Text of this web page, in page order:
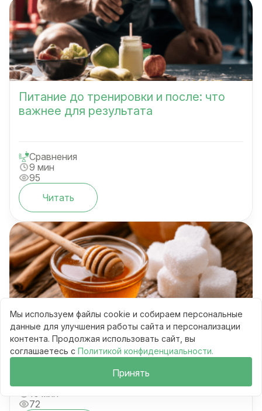
Питание до тренировки и после: что
важнее для результата
Сравнения
9 мин
95
Читать
Мёд vs сахар vs стевия: гликемический
индекс и реальный вред
72
Мы используем файлы cookie и собираем персональные
данные для улучшения работы сайта и персонализации
контента. Продолжая использовать сайт, вы
соглашаетесь с Политикой конфиденциальности.
Принять